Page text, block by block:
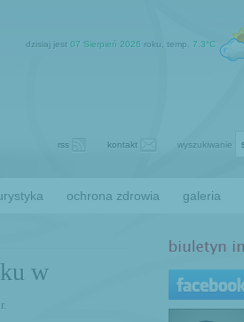
dzisiaj jest 07 Sierpień 2026 roku, temp. 7.3°C
rss kontakt wyszukiwanie
ochrona zdrowia galeria
w